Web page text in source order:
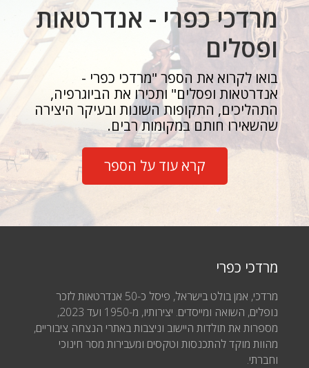
מרדכי כפרי - אנדרטאות
ופסלים
בואו לקרוא את הספר "מרדכי כפרי -
אנדרטאות ופסלים" ותכירו את הביוגרפיה,
התהליכים, התקופות השונות ובעיקר היצירה
שהשאירו חותם במקומות רבים.
קרא עוד על הספר
מרדכי כפרי
מרדכי, אמן בולט בישראל, פיסל כ-50 אנדרטאות לזכר
נופלים, השואה ומייסדים. יצירותיו, מ-1950 ועד 2023,
מספרות את תולדות היישוב וניצבות באתרי הנצחה ציבוריים,
מהוות מוקד להתכנסות וטקסים ומעבירות מסר חינוכי
וחברתי.